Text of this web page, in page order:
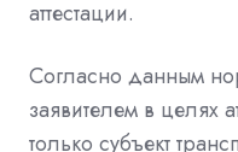
аттестации.
Согласно данным
заявителем в целях
только субъект